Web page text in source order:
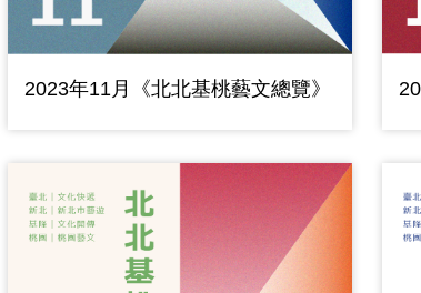
2023年11月《北北基桃藝文總覽》